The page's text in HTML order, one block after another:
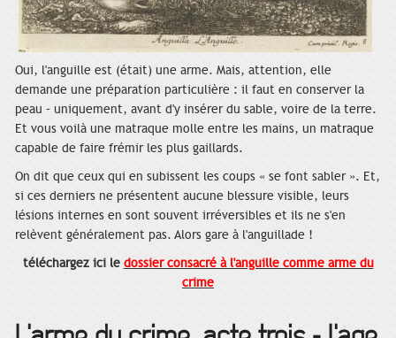
Oui, l'anguille est (était) une arme. Mais, attention, elle
demande une préparation particulière : il faut en conserver la
peau – uniquement, avant d'y insérer du sable, voire de la terre.
Et vous voilà une matraque molle entre les mains, un matraque
capable de faire frémir les plus gaillards.
On dit que ceux qui en subissent les coups « se font sabler ». Et,
si ces derniers ne présentent aucune blessure visible, leurs
lésions internes en sont souvent irréversibles et ils ne s'en
relèvent généralement pas. Alors gare à l'anguillade !
téléchargez ici le dossier consacré à l'anguille comme arme du
crime